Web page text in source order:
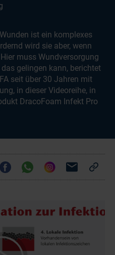
ist ein komplexes
wird sie aber, wenn
muss Wundversorgung
gelingen kann, berichtet
seit über 30 Jahren mit
in dieser Videoreihe, in
DracoFoam Infekt Pro